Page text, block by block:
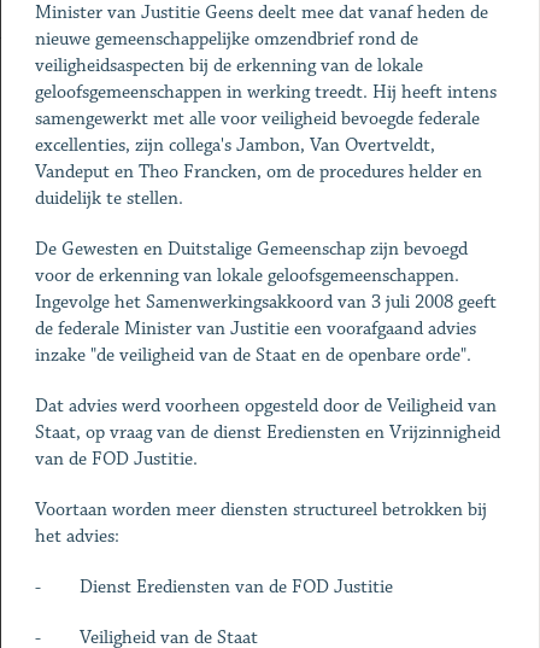
Minister van Justitie Geens deelt mee dat vanaf heden de
nieuwe gemeenschappelijke omzendbrief rond de
veiligheidsaspecten bij de erkenning van de lokale
geloofsgemeenschappen in werking treedt. Hij heeft intens
samengewerkt met alle voor veiligheid bevoegde federale
excellenties, zijn collega's Jambon, Van Overtveldt,
Vandeput en Theo Francken, om de procedures helder en
duidelijk te stellen.
De Gewesten en Duitstalige Gemeenschap zijn bevoegd
voor de erkenning van lokale geloofsgemeenschappen.
Ingevolge het Samenwerkingsakkoord van 3 juli 2008 geeft
de federale Minister van Justitie een voorafgaand advies
inzake "de veiligheid van de Staat en de openbare orde".
Dat advies werd voorheen opgesteld door de Veiligheid van
Staat, op vraag van de dienst Erediensten en Vrijzinnigheid
van de FOD Justitie.
Voortaan worden meer diensten structureel betrokken bij
het advies:
- Dienst Erediensten van de FOD Justitie
- Veiligheid van de Staat